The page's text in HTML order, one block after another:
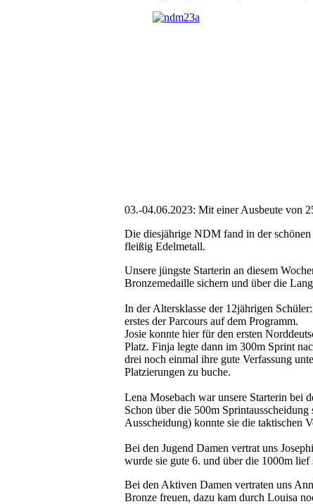
03.-04.06.2023: Mit einer Ausbeute von
Die diesjährige NDM fand in der
fleißig Edelmetall.
Unsere jüngste Starterin an diesem
Bronzemedaille sichern und über die
In der Altersklasse der 12jährigen
erstes der Parcours auf dem Programm.
Josie konnte hier für den ersten
Platz. Finja legte dann im 300m Sprint
drei noch einmal ihre gute Verfassung
Platzierungen zu buche.
Lena Mosebach war unsere Starterin bei
Schon über die 500m
Ausscheidung) konnte sie die taktischen
Bei den Jugend Damen vertrat uns
wurde sie gute 6. und über die 1000m
Bei den Aktiven Damen vertraten uns
Bronze freuen, dazu kam durch Louisa